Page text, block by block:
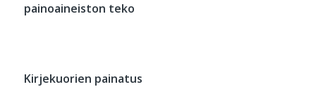
painoaineiston teko
Kirjekuorien painatus